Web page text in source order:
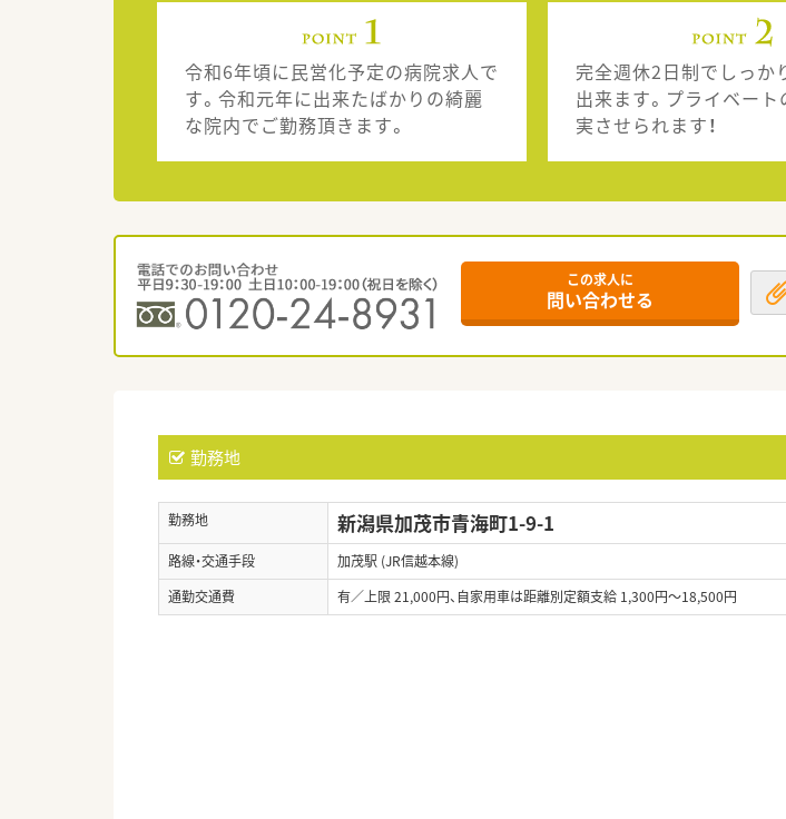
令和6年頃に民営化予定の病院求人で
す。令和元年に出来たばかりの綺麗
な院内でご勤務頂きます。
完全週休2日制でしっか
出来ます。プライベー
実させられます！
この求人に
問い合わせる
勤務地
勤務地 新潟県加茂市青海町1-9-1
路線・交通手段
加茂駅 (JR信越本線)
通勤交通費
有／上限 21,000円、自家用車は距離別定額支給 1,300円～18,500円